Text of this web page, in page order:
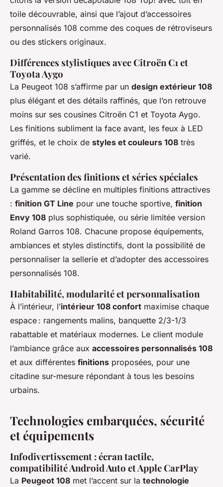
toile découvrable, ainsi que l’ajout d’accessoires
personnalisés 108 comme des coques de rétroviseurs
ou des stickers originaux.
Différences stylistiques avec Citroën C1 et
Toyota Aygo
La Peugeot 108 s’affirme par un design extérieur 108
plus élégant et des détails raffinés, que l’on retrouve
moins sur ses cousines Citroën C1 et Toyota Aygo.
Les finitions subliment la face avant, les feux à LED
griffés, et le choix de styles et couleurs 108 très
varié.
Présentation des finitions et séries spéciales
La gamme se décline en multiples finitions attractives
: finition GT Line pour une touche sportive, finition
Envy 108 plus sophistiquée, ou série limitée version
Roland Garros 108. Chacune propose équipements,
ambiances et styles distinctifs, dont la possibilité de
personnaliser la sellerie et d’adopter des accessoires
personnalisés 108.
Habitabilité, modularité et personnalisation
À l’intérieur, l’intérieur 108 confort maximise chaque
espace : rangements malins, banquette 2/3-1/3
rabattable et matériaux modernes. Le client module
l’ambiance grâce aux accessoires personnalisés 108
et aux différentes finitions proposées, pour une
citadine sur-mesure répondant à tous les besoins
urbains.
Technologies embarquées, sécurité
et équipements
Infodivertissement : écran tactile,
compatibilité Android Auto et Apple CarPlay
La Peugeot 108 met l’accent sur la technologie